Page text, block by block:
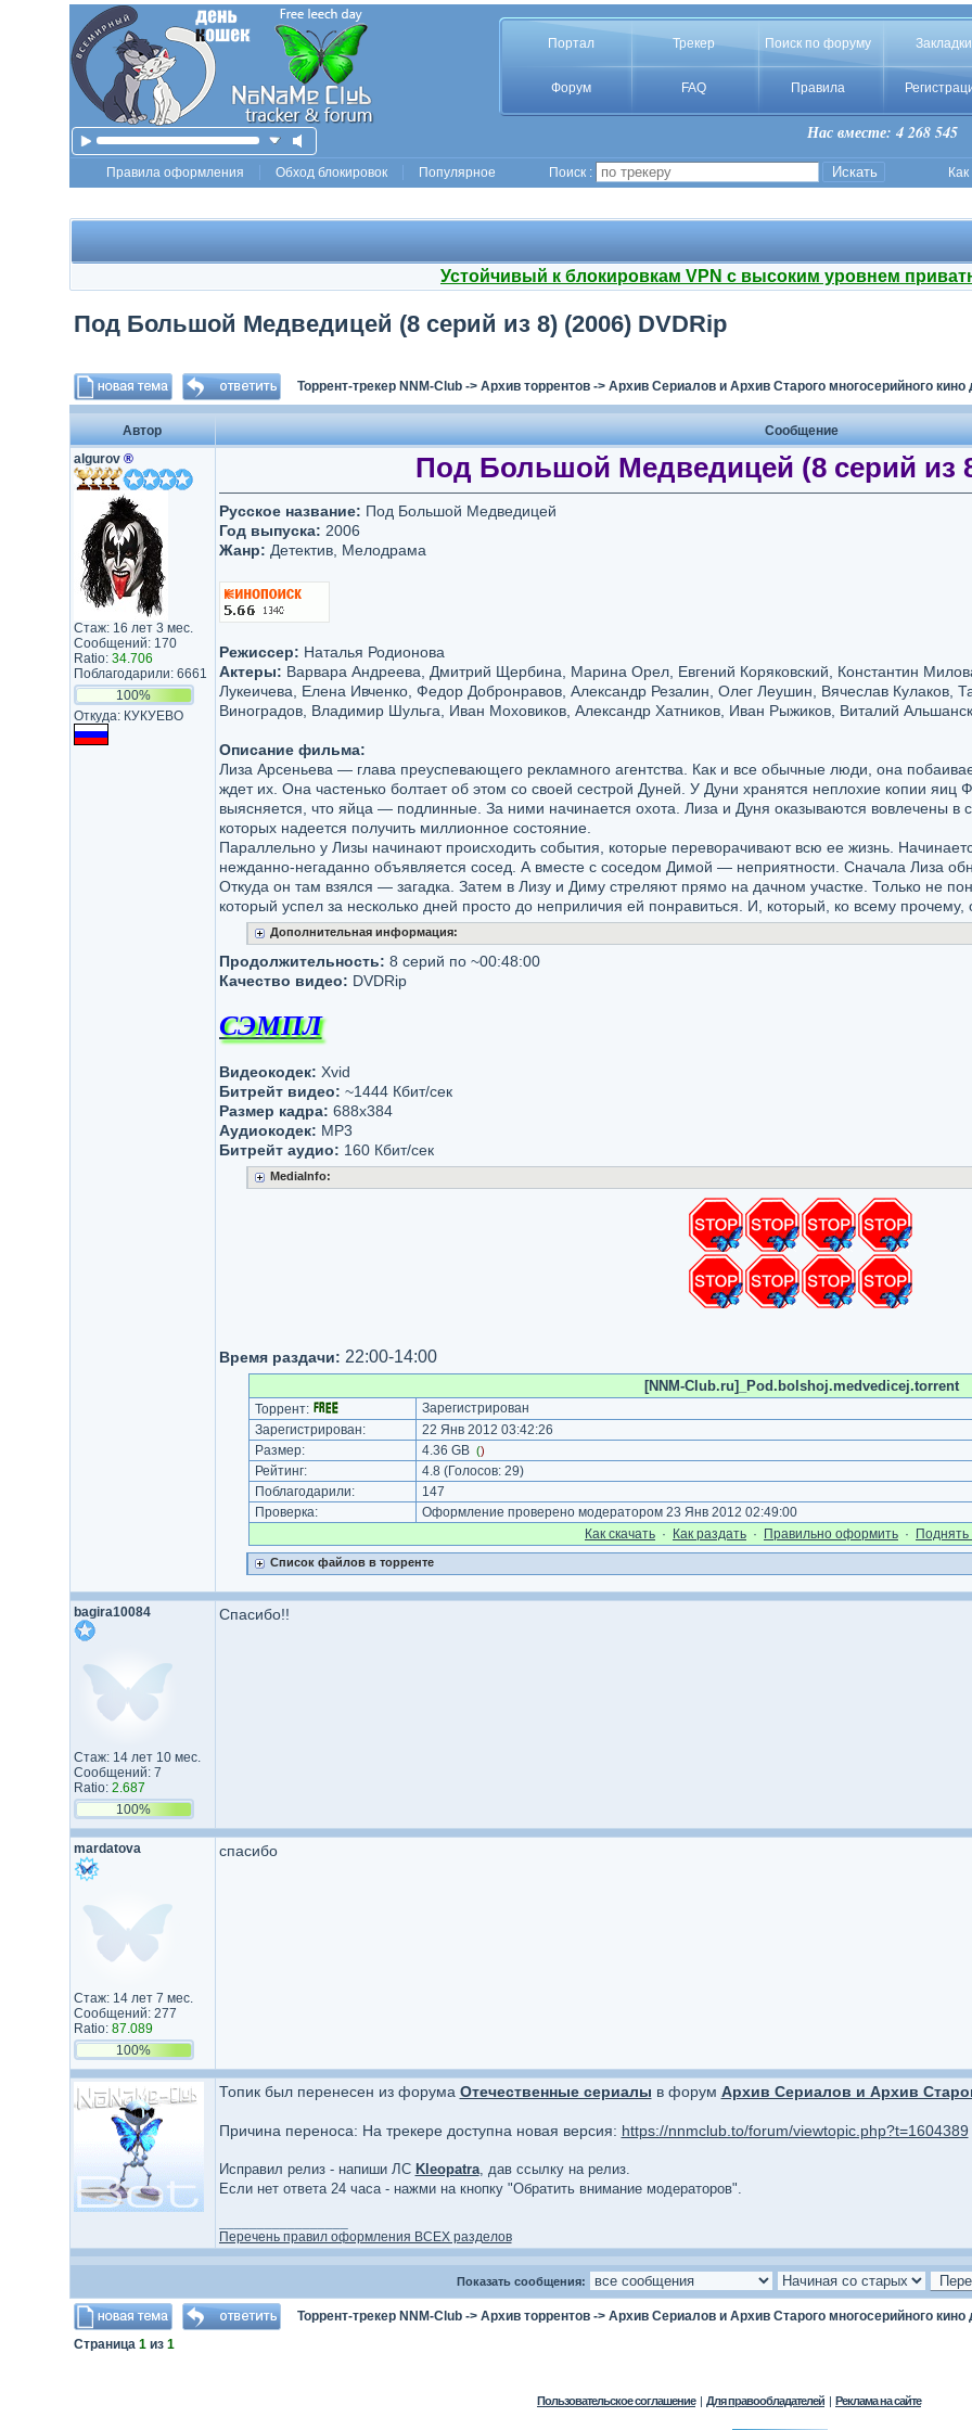
Портал Трекер Поиск по форуму Закладки
Форум FAQ Правила
Нас вместе: 4 268 545
Правила оформления Обход блокировок Популярное Поиск :
Устойчивый к блокировкам VPN с высоким уровнем
Под Большой Медведицей (8 серий из 8) (2006) DVDRip
Торрент-трекер NNM-Club-> Архив торрентов-> Архив Сериалов и Архив Старого многосерийного кино
Автор
Сообщение
algurov ®
Стаж: 16 лет 3 мес.
Сообщений: 170
Ratio: 34.706
Поблагодарили: 6661
100%
Откуда: КУКУЕВО
Под Большой Медведицей (8 серий из
Русское название: Под Большой Медведицей
Год выпуска: 2006
Жанр: Детектив, Мелодрама
Режиссер: Наталья Родионова
Актеры: Варвара Андреева, Дмитрий Щербина, Марина Орел, Евгений Коряковский, Константин
Лукеичева, Елена Ивченко, Федор Добронравов, Александр Резалин, Олег Леушин, Вячеслав Кулаков,
Виноградов, Владимир Шульга, Иван Моховиков, Александр Хатников, Иван Рыжиков, Виталий
Описание фильма:
Лиза Арсеньева — глава преуспевающего рекламного агентства. Как и все обычные люди, она
ждет их. Она частенько болтает об этом со своей сестрой Дуней. У Дуни хранятся неплохие копии
выясняется, что яйца — подлинные. За ними начинается охота. Лиза и Дуня оказываются вовлечены в
которых надеется получить миллионное состояние.
Параллельно у Лизы начинают происходить события, которые переворачивают всю ее жизнь.
нежданно-негаданно объявляется сосед. А вместе с соседом Димой — неприятности. Сначала Лиза
Откуда он там взялся — загадка. Затем в Лизу и Диму стреляют прямо на дачном участке. Только не
который успел за несколько дней просто до неприличия ей понравиться. И, который, ко всему
Дополнительная информация:
Продолжительность: 8 серий по ~00:48:00
Качество видео: DVDRip
СЭМПЛ
Видеокодек: Xvid
Битрейт видео: ~1444 Кбит/сек
Размер кадра: 688x384
Аудиокодек: MP3
Битрейт аудио: 160 Кбит/сек
MediaInfo:
Время раздачи: 22:00-14:00
[NNM-Club.ru]_Pod.bolshoj.medvedicej.torrent
Торрент: Зарегистрирован
Зарегистрирован:
22 Янв 2012 03:42:26
Размер:
4.36 GB ()
Рейтинг: 4.8 (Голосов: 29)
Поблагодарили:
147
Проверка:
Оформление проверено модератором 23 Янв 2012 02:49:00
Как cкачать · Как раздать · Правильно оформить · Поднять
Список файлов в торренте
bagira10084
Стаж: 14 лет 10 мес.
Сообщений: 7
Ratio: 2.687
100%
Спасибо!!
mardatova
Стаж: 14 лет 7 мес.
Сообщений: 277
Ratio: 87.089
100%
спасибо
Топик был перенесен из форума Отечественные сериалы в форум Архив Сериалов и Архив
Причина переноса: На трекере доступна новая версия: https://nnmclub.to/forum/viewtopic.php?t=1604389
Исправил релиз - напиши ЛС Kleopatra, дав ссылку на релиз.
Если нет ответа 24 часа - нажми на кнопку "Обратить внимание модераторов".
Перечень правил оформления ВСЕХ разделов
Показать сообщения:
Торрент-трекер NNM-Club-> Архив торрентов-> Архив Сериалов и Архив Старого многосерийного кино
Страница 1из 1
Пользовательское соглашение | Для правообладателей | Реклама на сайте